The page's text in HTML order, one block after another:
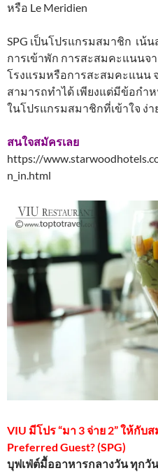
หรือ Le Meridien
SPG เป็นโปรแกรมสมาชิก เน้
การเข้าพัก การสะสมคะแนนจ
โรงแรมหรือการสะสมคะแนน
สามารถทำได้ เพียงแต่มีข้อกำห
ในโปรแกรมสมาชิกที่เข้าใจ ง่
สนใจสมัครเลย
https://
n_in.html
VIU มีโปร “มา 3 จ่าย 2” ให้กับ
Preferred Guest? (SPG)
บุฟเฟ่ต์มื้ออาหารกลางวัน ทุกวั